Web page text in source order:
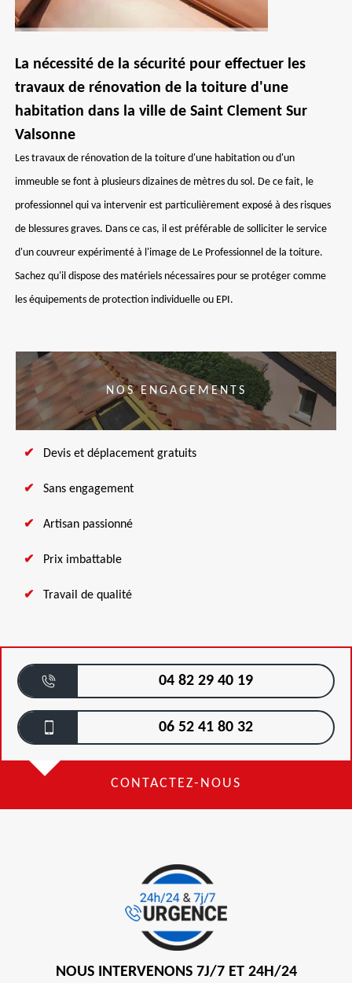
La nécessité de la sécurité pour effectuer les
travaux de rénovation de la toiture d'une
habitation dans la ville de Saint Clement Sur
Valsonne
Les travaux de rénovation de la toiture d'une habitation ou d'un
immeuble se font à plusieurs dizaines de mètres du sol. De ce fait, le
professionnel qui va intervenir est particulièrement exposé à des risques
de blessures graves. Dans ce cas, il est préférable de solliciter le service
d'un couvreur expérimenté à l'image de Le Professionnel de la toiture.
Sachez qu'il dispose des matériels nécessaires pour se protéger comme
les équipements de protection individuelle ou EPI.
NOS ENGAGEMENTS
Devis et déplacement gratuits
Sans engagement
Artisan passionné
Prix imbattable
Travail de qualité
04 82 29 40 19
06 52 41 80 32
CONTACTEZ-NOUS
NOUS INTERVENONS 7J/7 ET 24H/24